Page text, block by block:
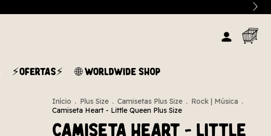
⚡OFERTAS⚡ 🌐 WORLDWIDE SHOP
Início . Plus Size . Camisetas Plus Size . Rock | Música .
Camiseta Heart - Little Queen Plus Size
Camiseta Heart - Little